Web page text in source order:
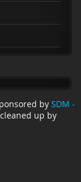
by SDM -
up by